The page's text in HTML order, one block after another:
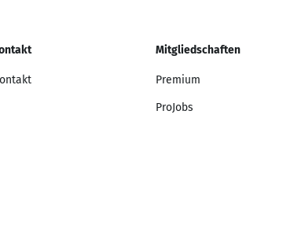
Mitgliedschaften
Premium
ProJobs